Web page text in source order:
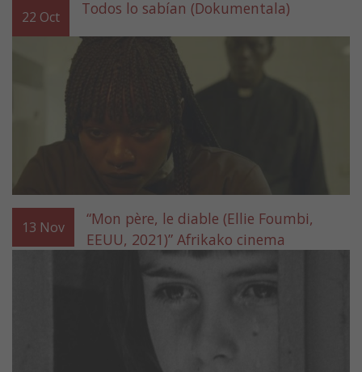
22 Oct Todos lo sabían (Dokumentala)
13 Nov
“Mon père, le diable (Ellie Foumbi,
EEUU, 2021)” Afrikako cinema